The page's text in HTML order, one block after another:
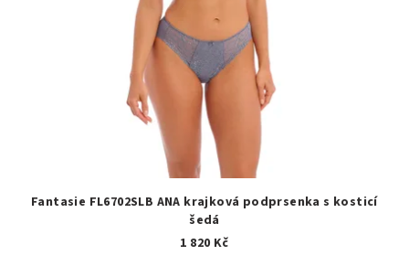
Fantasie FL6702SLB ANA krajková podprsenka s kosticí
šedá
1 820 Kč